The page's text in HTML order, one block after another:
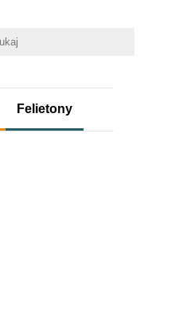
Felietony